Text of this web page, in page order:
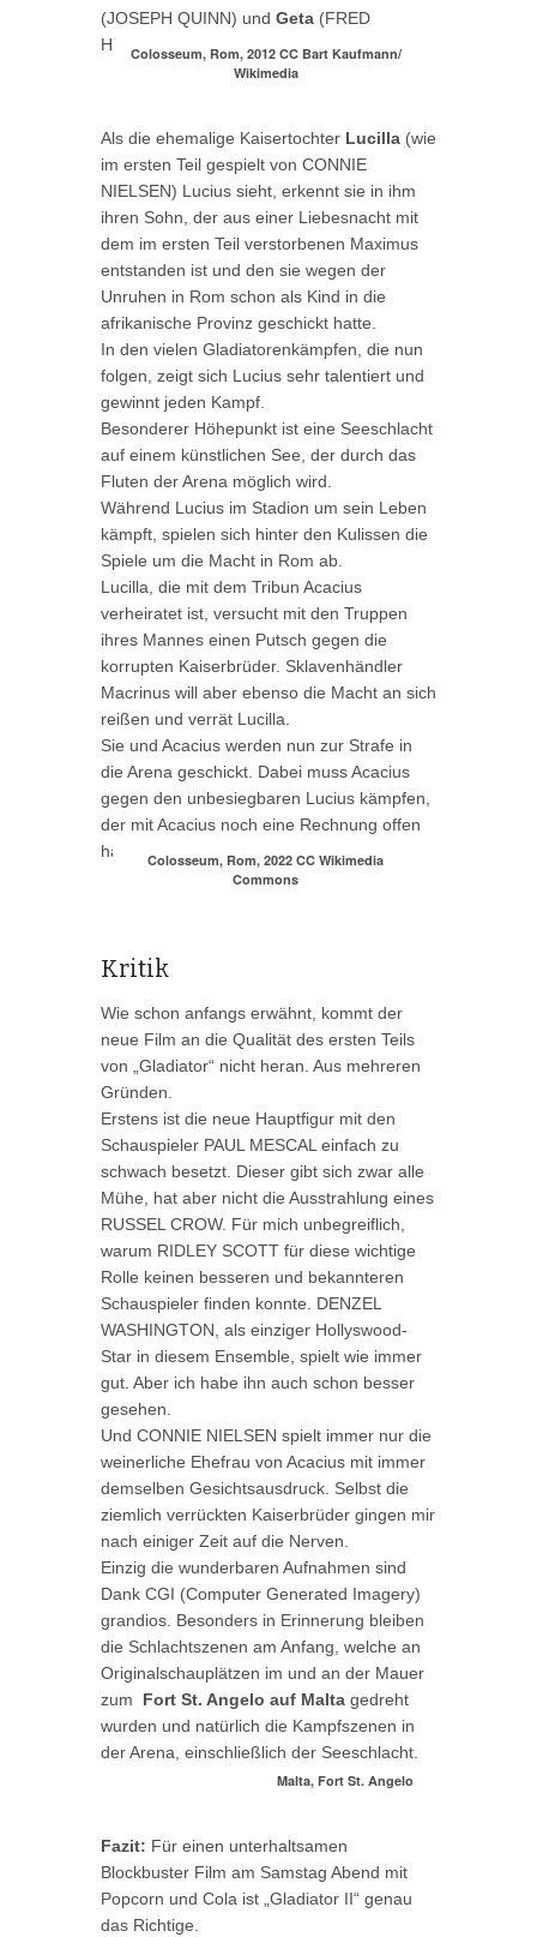
(JOSEPH QUINN) und Geta(FRED
HECHINGER).
Colosseum, Rom, 2012 CC Bart Kaufmann/
Wikimedia
Als die ehemalige Kaisertochter Lucilla(wie
im ersten Teil gespielt von CONNIE
NIELSEN) Lucius sieht, erkennt sie in ihm
ihren Sohn, der aus einer Liebesnacht mit
dem im ersten Teil verstorbenen Maximus
entstanden ist und den sie wegen der
Unruhen in Rom schon als Kind in die
afrikanische Provinz geschickt hatte.
In den vielen Gladiatorenkämpfen, die nun
folgen, zeigt sich Lucius sehr talentiert und
gewinnt jeden Kampf.
Besonderer Höhepunkt ist eine Seeschlacht
auf einem künstlichen See, der durch das
Fluten der Arena möglich wird.
Während Lucius im Stadion um sein Leben
kämpft, spielen sich hinter den Kulissen die
Spiele um die Macht in Rom ab.
Lucilla, die mit dem Tribun Acacius
verheiratet ist, versucht mit den Truppen
ihres Mannes einen Putsch gegen die
korrupten Kaiserbrüder. Sklavenhändler
Macrinus will aber ebenso die Macht an sich
reißen und verrät Lucilla.
Sie und Acacius werden nun zur Strafe in
die Arena geschickt. Dabei muss Acacius
gegen den unbesiegbaren Lucius kämpfen,
der mit Acacius noch eine Rechnung offen
hat.
Colosseum, Rom, 2022 CC Wikimedia
Commons
Kritik
Wie schon anfangs erwähnt, kommt der
neue Film an die Qualität des ersten Teils
von „Gladiator“ nicht heran. Aus mehreren
Gründen.
Erstens ist die neue Hauptfigur mit den
Schauspieler PAUL MESCAL einfach zu
schwach besetzt. Dieser gibt sich zwar alle
Mühe, hat aber nicht die Ausstrahlung eines
RUSSEL CROW. Für mich unbegreiflich,
warum RIDLEY SCOTT für diese wichtige
Rolle keinen besseren und bekannteren
Schauspieler finden konnte. DENZEL
WASHINGTON, als einziger Hollyswood-
Star in diesem Ensemble, spielt wie immer
gut. Aber ich habe ihn auch schon besser
gesehen.
Und CONNIE NIELSEN spielt immer nur die
weinerliche Ehefrau von Acacius mit immer
demselben Gesichtsausdruck. Selbst die
ziemlich verrückten Kaiserbrüder gingen mir
nach einiger Zeit auf die Nerven.
Einzig die wunderbaren Aufnahmen sind
Dank CGI (Computer Generated Imagery)
grandios. Besonders in Erinnerung bleiben
die Schlachtszenen am Anfang, welche an
Originalschauplätzen im und an der Mauer
zum Fort St. Angelo auf Maltagedreht
wurden und natürlich die Kampfszenen in
der Arena, einschließlich der Seeschlacht.
Malta, Fort St. Angelo
Fazit: Für einen unterhaltsamen
Blockbuster Film am Samstag Abend mit
Popcorn und Cola ist „Gladiator II“ genau
das Richtige.